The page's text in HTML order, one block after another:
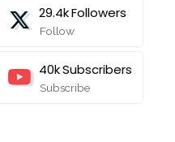
29.4kFollowers
Follow
40kSubscribers
Subscribe